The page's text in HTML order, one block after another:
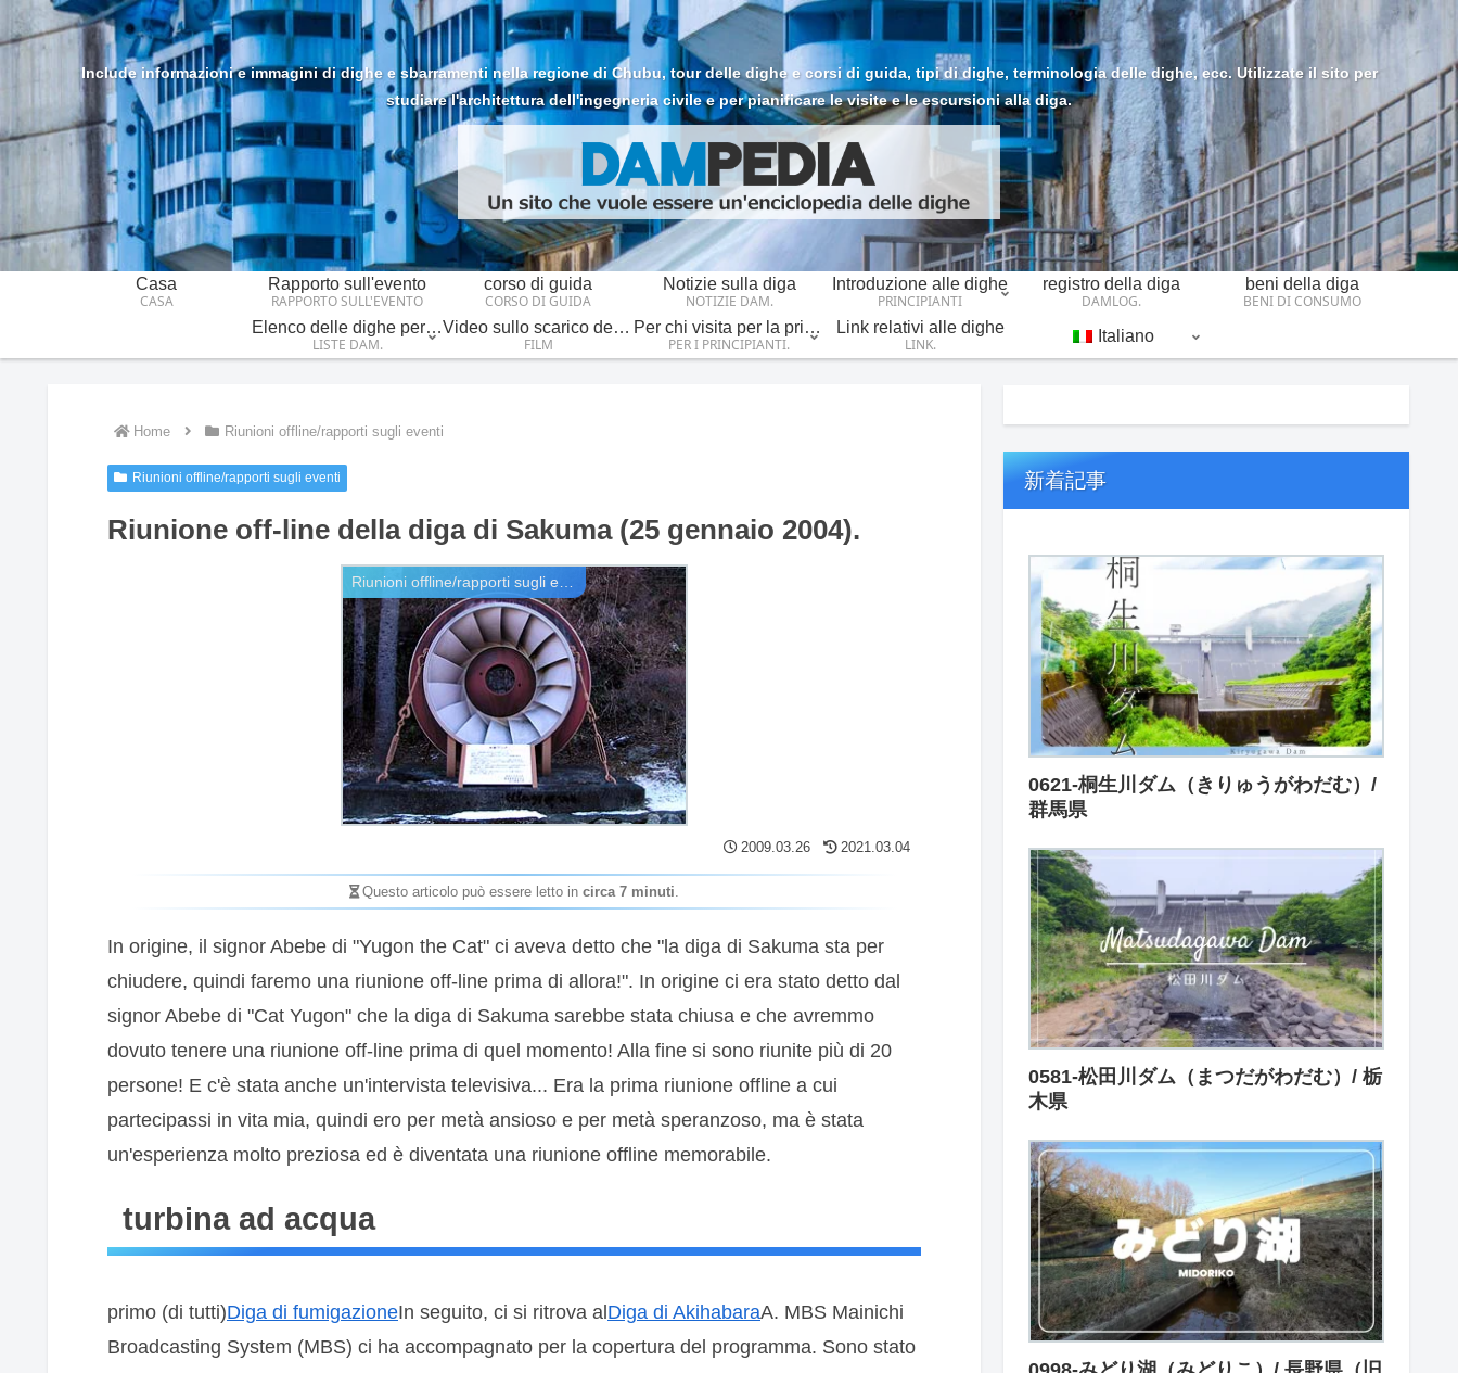
Include informazioni e immagini di dighe e sbarramenti nella regione di Chubu, tour delle dighe e corsi di guida, tipi di dighe, terminologia delle dighe, ecc. Utilizzate il sito per
studiare l'architettura dell'ingegneria civile e per pianificare le visite e le escursioni alla diga.
Casa
CASA
Rapporto sull'evento
RAPPORTO SULL'EVENTO
corso di guida
CORSO DI GUIDA
Notizie sulla diga
NOTIZIE DAM.
Introduzione alle dighe
PRINCIPIANTI
registro della diga
DAMLOG.
beni della diga
BENI DI CONSUMO
Elenco delle dighe per regione/provincia
LISTE DAM.
Video sullo scarico della diga
FILM
Per chi visita per la prima volta.
PER I PRINCIPIANTI.
Link relativi alle dighe
LINK.
Italiano
Home Riunioni offline/rapporti sugli eventi
Riunioni offline/rapporti sugli eventi
Riunione off-line della diga di Sakuma (25 gennaio 2004).
2009.03.26 2021.03.04
Questo articolo può essere letto in circa 7 minuti
In origine, il signor Abebe di "Yugon the Cat" ci aveva detto che "la diga di Sakuma sta per
chiudere, quindi faremo una riunione off-line prima di allora!". In origine ci era stato detto dal
signor Abebe di "Cat Yugon" che la diga di Sakuma sarebbe stata chiusa e che avremmo
dovuto tenere una riunione off-line prima di quel momento! Alla fine si sono riunite più di 20
persone! E c'è stata anche un'intervista televisiva... Era la prima riunione offline a cui
partecipassi in vita mia, quindi ero per metà ansioso e per metà speranzoso, ma è stata
un'esperienza molto preziosa ed è diventata una riunione offline memorabile.
turbina ad acqua
primo (di tutti)Diga di fumigazioneIn seguito, ci si ritrova al Diga di AkihabaraA. MBS Mainichi
Broadcasting System (MBS) ci ha accompagnato per la copertura del programma. Sono stato
新着記事
0621-桐生川ダム（きりゅうがわだむ）/
群馬県
0581-松田川ダム（まつだがわだむ）/ 栃
木県